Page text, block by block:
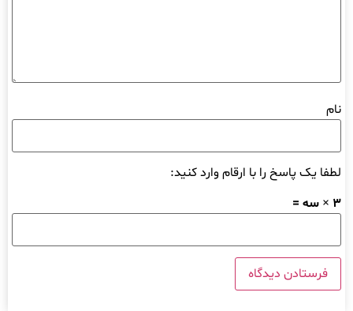
نام
لطفا یک پاسخ را با ارقام وارد کنید:
3 × سه =